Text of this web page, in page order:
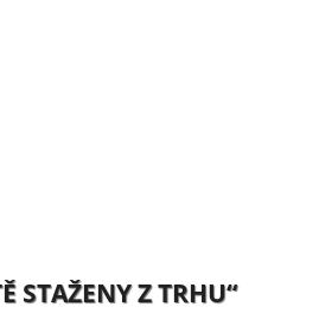
STAŽENY Z TRHU“